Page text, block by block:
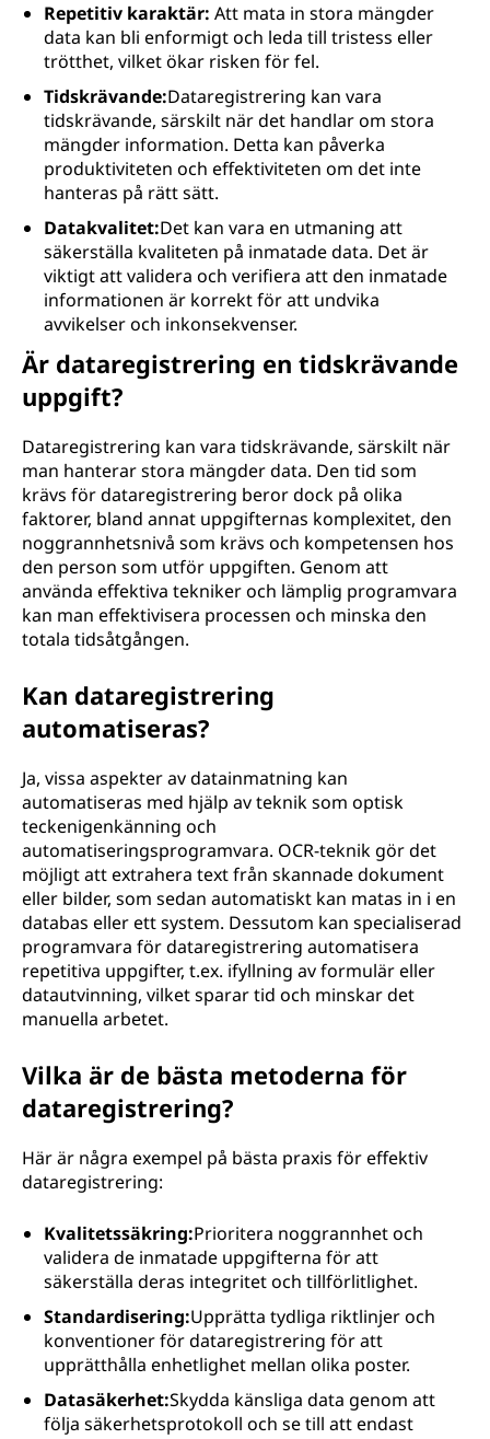
Repetitiv karaktär: Att mata in stora mängder
data kan bli enformigt och leda till tristess eller
trötthet, vilket ökar risken för fel.
Tidskrävande:Dataregistrering kan vara
tidskrävande, särskilt när det handlar om stora
mängder information. Detta kan påverka
produktiviteten och effektiviteten om det inte
hanteras på rätt sätt.
Datakvalitet:Det kan vara en utmaning att
säkerställa kvaliteten på inmatade data. Det är
viktigt att validera och verifiera att den inmatade
informationen är korrekt för att undvika
avvikelser och inkonsekvenser.
Är dataregistrering en tidskrävande
uppgift?
Dataregistrering kan vara tidskrävande, särskilt när
man hanterar stora mängder data. Den tid som
krävs för dataregistrering beror dock på olika
faktorer, bland annat uppgifternas komplexitet, den
noggrannhetsnivå som krävs och kompetensen hos
den person som utför uppgiften. Genom att
använda effektiva tekniker och lämplig programvara
kan man effektivisera processen och minska den
totala tidsåtgången.
Kan dataregistrering
automatiseras?
Ja, vissa aspekter av datainmatning kan
automatiseras med hjälp av teknik som optisk
teckenigenkänning och
automatiseringsprogramvara. OCR-teknik gör det
möjligt att extrahera text från skannade dokument
eller bilder, som sedan automatiskt kan matas in i en
databas eller ett system. Dessutom kan specialiserad
programvara för dataregistrering automatisera
repetitiva uppgifter, t.ex. ifyllning av formulär eller
datautvinning, vilket sparar tid och minskar det
manuella arbetet.
Vilka är de bästa metoderna för
dataregistrering?
Här är några exempel på bästa praxis för effektiv
dataregistrering:
Kvalitetssäkring:Prioritera noggrannhet och
validera de inmatade uppgifterna för att
säkerställa deras integritet och tillförlitlighet.
Standardisering:Upprätta tydliga riktlinjer och
konventioner för dataregistrering för att
upprätthålla enhetlighet mellan olika poster.
Datasäkerhet:Skydda känsliga data genom att
följa säkerhetsprotokoll och se till att endast